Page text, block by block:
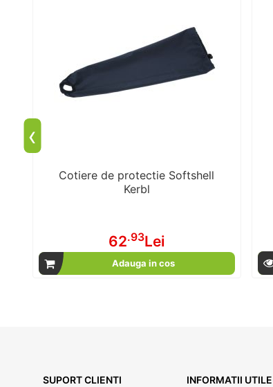
Cotiere de protectie Softshell
Kerbl
62.93Lei
Adauga in cos
‹
SUPORT CLIENTI INFORMATII UTILE